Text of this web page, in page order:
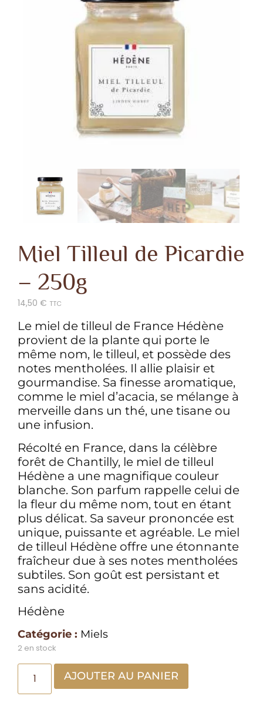
Miel Tilleul de Picardie
– 250g
14,50 € TTC
Le miel de tilleul de France Hédène
provient de la plante qui porte le
même nom, le tilleul, et possède des
notes mentholées. Il allie plaisir et
gourmandise. Sa finesse aromatique,
comme le miel d’acacia, se mélange à
merveille dans un thé, une tisane ou
une infusion.
Récolté en France, dans la célèbre
forêt de Chantilly, le miel de tilleul
Hédène a une magnifique couleur
blanche. Son parfum rappelle celui de
la fleur du même nom, tout en étant
plus délicat. Sa saveur prononcée est
unique, puissante et agréable. Le miel
de tilleul Hédène offre une étonnante
fraîcheur due à ses notes mentholées
subtiles. Son goût est persistant et
sans acidité.
Hédène
Catégorie : Miels
2 en stock
AJOUTER AU PANIER